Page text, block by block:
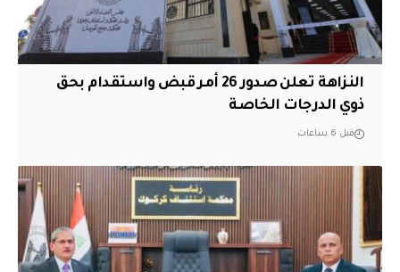
النزاهة تعلن صدور 26 أمر قبض واستقدام بحق
ذوي الدرجات الخاصة
قبل 6 ساعات